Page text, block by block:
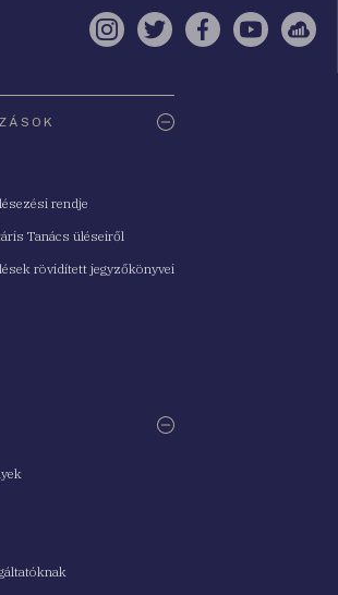
Instagram
TwitterFacebook
YouTube
rendje
Tanács üléseiről
rövidített jegyzőkönyvei